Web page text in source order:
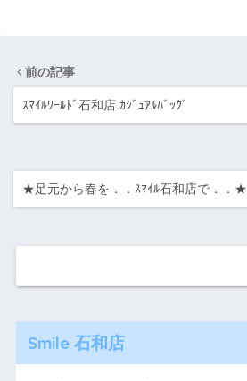
前の記事
ｽﾏｲﾙﾜｰﾙﾄﾞ石和店.ｶｼﾞｭｱﾙﾊﾞｯｸﾞ
★足元から春を．．ｽﾏｲﾙ石和店で．．★
Smile 石和店